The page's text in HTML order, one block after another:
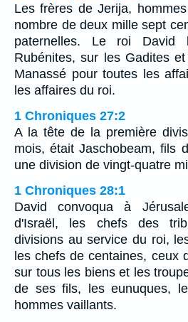
Les frères de Jerija,
nombre de deux mille sept
paternelles. Le roi
Rubénites, sur les Gadites
Manassé pour toutes les
les affaires du roi.
1 Chroniques 27:2
A la tête de la première
mois, était Jaschobeam, fils
une division de vingt-quatre
1 Chroniques 28:1
David convoqua à
d'Israël, les chefs des
divisions au service du roi,
les chefs de centaines, ceux
sur tous les biens et les
de ses fils, les eunuques,
hommes vaillants.